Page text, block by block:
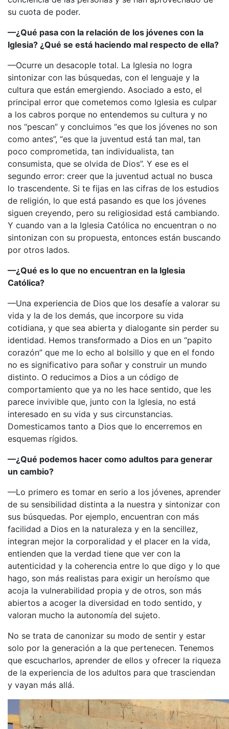
su cuota de poder.
—¿Qué pasa con la relación de los jóvenes con la
Iglesia? ¿Qué se está haciendo mal respecto de ella?
—Ocurre un desacople total. La Iglesia no logra
sintonizar con las búsquedas, con el lenguaje y la
cultura que están emergiendo. Asociado a esto, el
principal error que cometemos como Iglesia es culpar
a los cabros porque no entendemos su cultura y no
nos “pescan” y concluimos “es que los jóvenes no son
como antes”, “es que la juventud está tan mal, tan
poco comprometida, tan individualista, tan
consumista, que se olvida de Dios”. Y ese es el
segundo error: creer que la juventud actual no busca
lo trascendente. Si te fijas en las cifras de los estudios
de religión, lo que está pasando es que los jóvenes
siguen creyendo, pero su religiosidad está cambiando.
Y cuando van a la Iglesia Católica no encuentran o no
sintonizan con su propuesta, entonces están buscando
por otros lados.
—¿Qué es lo que no encuentran en la Iglesia
Católica?
—Una experiencia de Dios que los desafíe a valorar su
vida y la de los demás, que incorpore su vida
cotidiana, y que sea abierta y dialogante sin perder su
identidad. Hemos transformado a Dios en un “papito
corazón” que me lo echo al bolsillo y que en el fondo
no es significativo para soñar y construir un mundo
distinto. O reducimos a Dios a un código de
comportamiento que ya no les hace sentido, que les
parece invivible que, junto con la Iglesia, no está
interesado en su vida y sus circunstancias.
Domesticamos tanto a Dios que lo encerremos en
esquemas rígidos.
—¿Qué podemos hacer como adultos para generar
un cambio?
—Lo primero es tomar en serio a los jóvenes, aprender
de su sensibilidad distinta a la nuestra y sintonizar con
sus búsquedas. Por ejemplo, encuentran con más
facilidad a Dios en la naturaleza y en la sencillez,
integran mejor la corporalidad y el placer en la vida,
entienden que la verdad tiene que ver con la
autenticidad y la coherencia entre lo que digo y lo que
hago, son más realistas para exigir un heroísmo que
acoja la vulnerabilidad propia y de otros, son más
abiertos a acoger la diversidad en todo sentido, y
valoran mucho la autonomía del sujeto.
No se trata de canonizar su modo de sentir y estar
solo por la generación a la que pertenecen. Tenemos
que escucharlos, aprender de ellos y ofrecer la riqueza
de la experiencia de los adultos para que trasciendan
y vayan más allá.